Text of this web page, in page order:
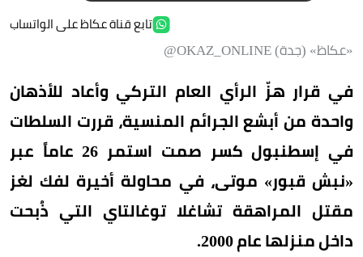
تابع قناة عكاظ على الواتساب
«عكاظ» (جدة) OKAZ_ONLINE@
في قرار هزّ الرأي العام التركي وأعاد للأذهان
واحدة من أبشع الجرائم المنسية، قررت السلطات
في إسطنبول كسر صمت استمر 26 عاماً عبر
«نبش قبور» موتى، في محاولة أخيرة لفك لغز
مقتل المراهقة تشاغلا توغالتاي التي ذُبحت
داخل منزلها عام 2000.